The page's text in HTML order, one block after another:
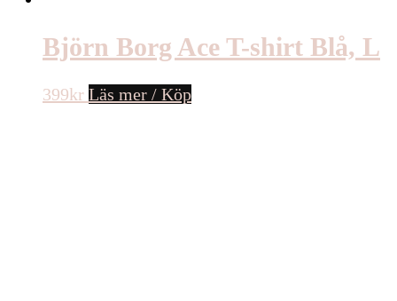
Björn Borg Ace T-shirt Blå, L
399kr Läs mer / Köp